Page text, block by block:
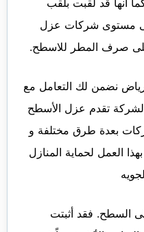
مستوى شركات عزل
صرف المطر للاسطح.
نضمن لك التعامل مع
تقدم عزل الأسطح
بعدة طرق مختلفة و
العمل لحماية المنازل
السطح. فقد أثبتت